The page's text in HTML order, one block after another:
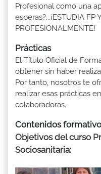
Profesional como una
esperas?...¡ESTUDIA FP
PROFESIONALMENTE!
Prácticas
El Título Oficial de
obtener sin haber
Por tanto, nosotros te
realizar esas prácticas
colaboradoras.
Contenidos
Objetivos del curso
Sociosanitaria: